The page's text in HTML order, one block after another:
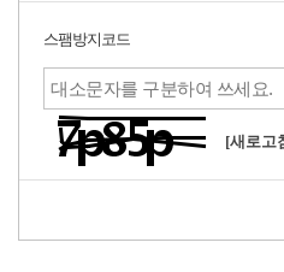
스팸방지코드
[새로고